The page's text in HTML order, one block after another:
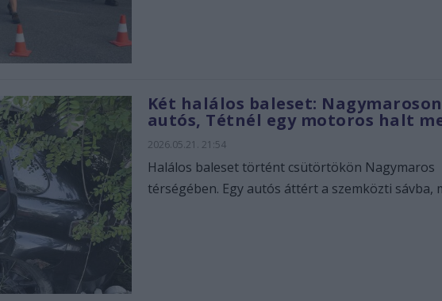
Két halálos baleset:
autós, Tétnél egy motoros halt
2026.05.21. 21:54
Halálos baleset történt csütörtökön Nagymaros
térségében. Egy autós áttért a szemközti sávba,